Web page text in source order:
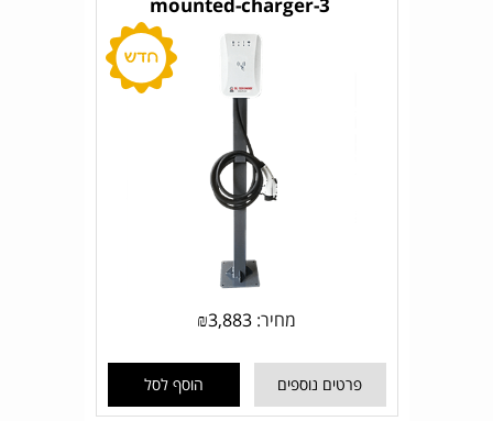
מחיר: ₪3,883
פרטים נוספים הוסף לסל